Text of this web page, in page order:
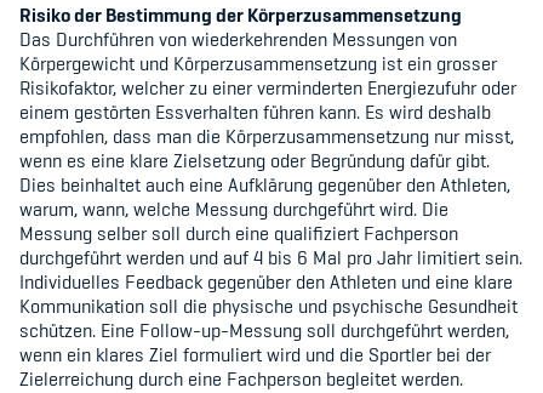
Risiko der Bestimmung der Körperzusammensetzung
Das Durchführen von wiederkehrenden Messungen von
Körpergewicht und Körperzusammensetzung ist ein grosser
Risikofaktor, welcher zu einer verminderten Energiezufuhr oder
einem gestörten Essverhalten führen kann. Es wird deshalb
empfohlen, dass man die Körperzusammensetzung nur misst,
wenn es eine klare Zielsetzung oder Begründung dafür gibt.
Dies beinhaltet auch eine Aufklärung gegenüber den Athleten,
warum, wann, welche Messung durchgeführt wird. Die
Messung selber soll durch eine qualifiziert Fachperson
durchgeführt werden und auf 4 bis 6 Mal pro Jahr limitiert sein.
Individuelles Feedback gegenüber den Athleten und eine klare
Kommunikation soll die physische und psychische Gesundheit
schützen. Eine Follow-up-Messung soll durchgeführt werden,
wenn ein klares Ziel formuliert wird und die Sportler bei der
Zielerreichung durch eine Fachperson begleitet werden.